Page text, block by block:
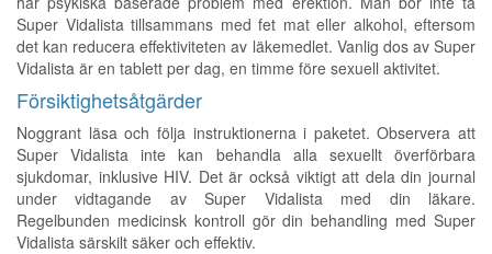
Super Vidalista tillsammans med fet mat eller alkohol, eftersom
det kan reducera effektiviteten av läkemedlet. Vanlig dos av Super
Vidalista är en tablett per dag, en timme före sexuell aktivitet.
Försiktighetsåtgärder
Noggrant läsa och följa instruktionerna i paketet. Observera att
Super Vidalista inte kan behandla alla sexuellt överförbara
sjukdomar, inklusive HIV. Det är också viktigt att dela din journal
under vidtagande av Super Vidalista med din läkare.
Regelbunden medicinsk kontroll gör din behandling med Super
Vidalista särskilt säker och effektiv.